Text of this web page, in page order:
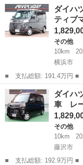
良型モデル 液晶メータ
出済未使用...
神奈川 相模原市
ダイハ
ティブ
その他
10km
横浜市
■ 支払総額: 191.4万円 ■ 車両本体価格： 1,829,000 円 ■ メーカ
ー名： ダイハツ ■ 車
届出済未使用車アクティ
動スライ...
神奈川 横浜市 その他
ダイハ
車 レ
その他
10km
藤沢市
■ 支払総額: 192.9万円 ■ 車両本体価格： 1,829,000 円 ■ メーカ